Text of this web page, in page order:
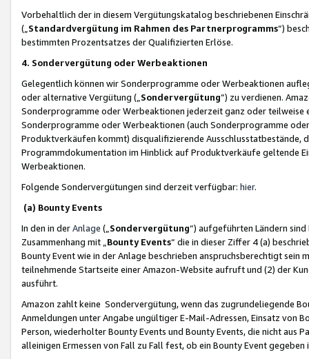
Vorbehaltlich der in diesem Vergütungskatalog beschriebenen
(„ Standardvergütung im Rahmen des Partnerprogramms“)
bestimmten Prozentsatzes der Qualifizierten Erlöse.
4. Sondervergütung oder Werbeaktionen
Gelegentlich können wir Sonderprogramme oder Werbeaktionen
oder alternative Vergütung („ Sondervergütung”) zu verdienen.
Sonderprogramme oder Werbeaktionen jederzeit ganz oder
Sonderprogramme oder Werbeaktionen (auch Sonderprogramme
Produktverkäufen kommt) disqualifizierende Ausschlusstatbestände,
Programmdokumentation im Hinblick auf Produktverkäufe geltende
Werbeaktionen.
Folgende Sondervergütungen sind derzeit verfügbar: hier.
(a) Bounty Events
In den in derAnlage („ Sondervergütung“) aufgeführten Ländern
Zusammenhang mit „ Bounty Events“ die in dieser Ziffer 4 (a)
Bounty Event wie in der Anlage beschrieben anspruchsberechtigt sein
teilnehmende Startseite einer Amazon-Website aufruft und (2) der
ausführt.
Amazon zahlt keine Sondervergütung, wenn das zugrundeliegende
Anmeldungen unter Angabe ungültiger E-Mail-Adressen, Einsatz von
Person, wiederholter Bounty Events und Bounty Events, die nicht
alleinigen Ermessen von Fall zu Fall fest, ob ein Bounty Event